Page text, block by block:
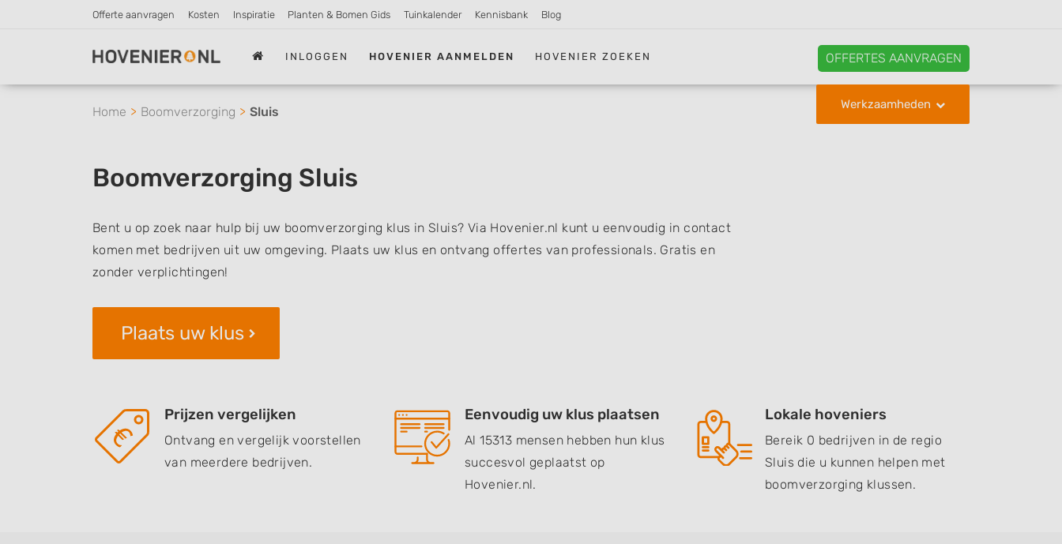
Offerte aanvragen Kosten Inspiratie Planten & Bomen Gids Tuinkalender Kennisbank Blog
INLOGGEN HOVENIER AANMELDEN HOVENIER ZOEKEN OFFERTES AANVRAGEN
Werkzaamheden
Home Boomverzorging Sluis
Boomverzorging Sluis
Bent u op zoek naar hulp bij uw boomverzorging klus in Sluis? Via Hovenier.nl kunt u eenvoudig in contact
komen met bedrijven uit uw omgeving. Plaats uw klus en ontvang offertes van professionals. Gratis en
zonder verplichtingen!
Plaats uw klus
Prijzen vergelijken
Ontvang en vergelijk voorstellen
van meerdere bedrijven.
Eenvoudig uw klus plaatsen
Al 15313 mensen hebben hun klus
succesvol geplaatst op
Hovenier.nl.
Lokale hoveniers
Bereik 0 bedrijven in de regio
Sluis die u kunnen helpen met
boomverzorging klussen.